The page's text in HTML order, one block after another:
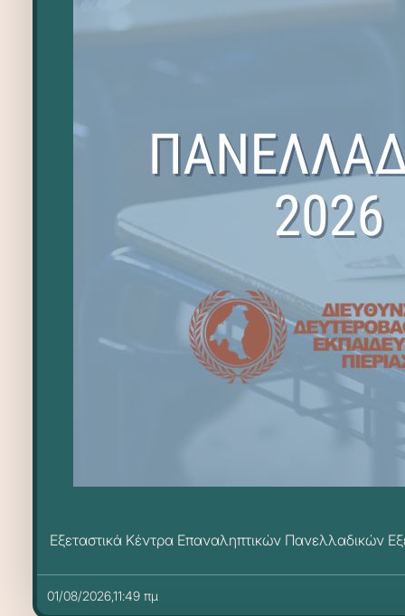
Εξεταστικά Κέντρα Επαναληπτικών Πανελλαδικών
01/08/2026,11:49 πμ